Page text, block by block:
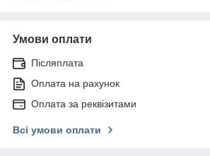
Умови оплати
Післяплата
Оплата на рахунок
Оплата за реквізитами
Всі умови оплати